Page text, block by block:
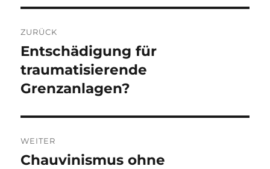
ZURÜCK
Vorheriger
Beitrag:
Entschädigung für
traumatisierende
Grenzanlagen?
WEITER
Nächster
Chauvinismus ohne